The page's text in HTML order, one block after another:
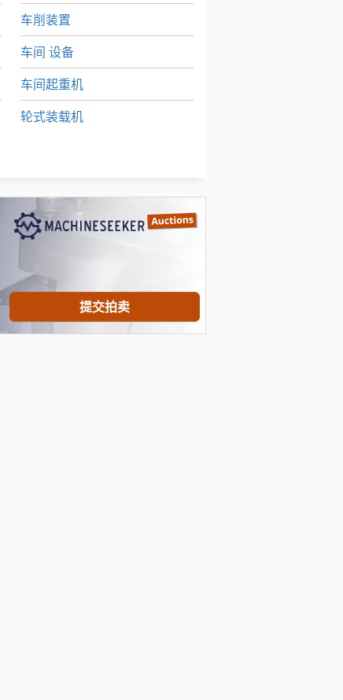
车削装置
车间 设备
车间起重机
轮式装载机
提交拍卖